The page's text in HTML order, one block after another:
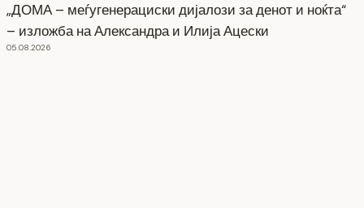
„ДОМА – меѓугенерациски дијалози за денот и ноќта“
– изложба на Александра и Илија Ацески
05.08.2026